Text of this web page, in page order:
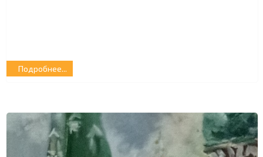
Подробнее...